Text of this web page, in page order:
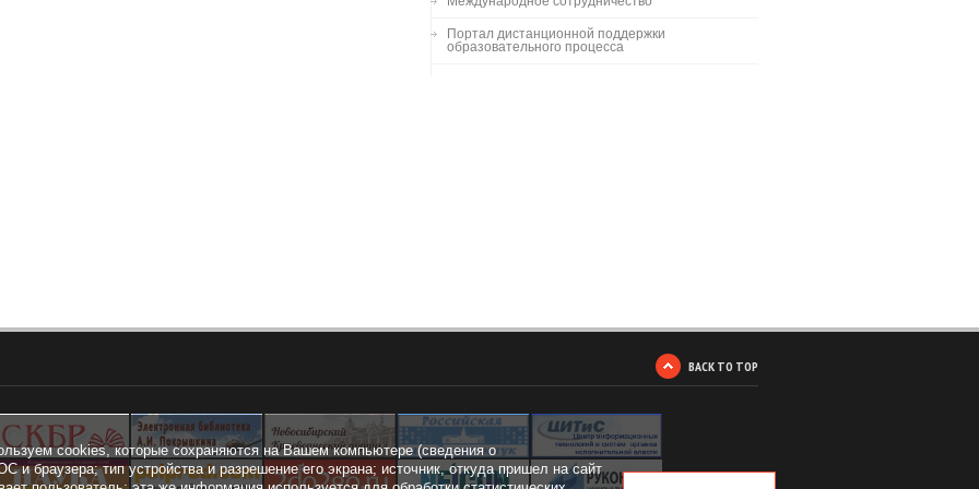
Портал дистанционной поддержки
образовательного процесса
BACK TO TOP
cookies, которые сохраняются на Вашем компьютере (сведения о
и браузера; тип устройства и разрешение его экрана; источник, откуда пришел на сайт